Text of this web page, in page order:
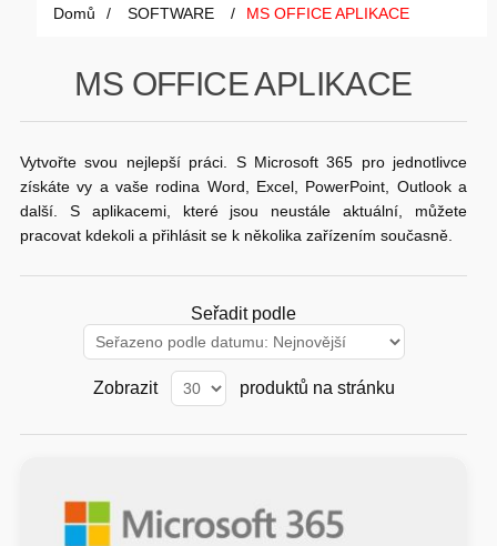
PC SESTAVY
AI PC STANICE
GAMING
HERNÍ NTB
SOFTWARE
AI ENTERPRISE
ENTERPRISE
Domů / SOFTWARE / MS OFFICE APLIKACE
MS OFFICE APLIKACE
Vytvořte svou nejlepší práci. S Microsoft 365 pro jednotlivce
získáte vy a vaše rodina Word, Excel, PowerPoint, Outlook a
další. S aplikacemi, které jsou neustále aktuální, můžete
pracovat kdekoli a přihlásit se k několika zařízením současně.
Seřadit podle
Zobrazit produktů na stránku